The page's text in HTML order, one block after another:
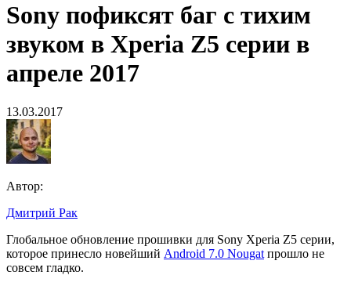
Sony пофиксят баг с тихим
звуком в Xperia Z5 серии в
апреле 2017
13.03.2017
Автор:
Дмитрий Рак
Sony
пофиксят
Глобальное обновление прошивки для Sony Xperia Z5 серии,
которое принесло новейший Android 7.0 Nougat прошло не
совсем гладко.